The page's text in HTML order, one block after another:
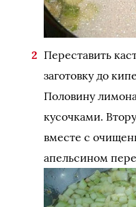
Переставить
заготовку до
Половину
кусочками.
вместе с
апельсином